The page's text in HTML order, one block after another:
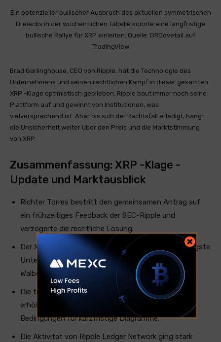
Ein potenzieller bullischer Ausbruch des aktuellen symmetrischen
Dreiecks in der wöchentlichen Tabelle könnte eine langfristige
bullische Rallye für XRP einleiten. Quelle: DRDovetail auf
TradingView
Brad Garlinghouse, CEO von Ripple, hat die Technologie des
Unternehmens und seinen rechtlichen Kampf in dieser gesamten
XRP -Klage optimistisch geblieben. Ripple baut immer noch seine
Plattform auf und gewinnt von Institutionen, was
vielversprechend ist. Aber bis sich der Rechtsfall erledigt, hängt
die Unsicherheit weiter über den Preis und die Marktstimmung
von XRP.
Zusammenfassung: XRP -Klage -
Update und Marktausblick
Richter Torres bestritt den gemeinsamen Antrag auf
ein frühzeitiges Feedback der SEC-Ripple und
verzögerte die rechtliche Lösung.
Der XRP -Preis sank um über 5%, testete die wichtigste
Unterstützung bei 2,08 USD in Bezug auf schwere
Walbewegungen und den Verkauf.
Die technischen Indikatoren signalisieren einen
erhöhten Bearisch-Impuls mit überverkauften
Bedingungen für kurzfristige Diagramme.
Die Aktivität von Ripple Ledger Network ging stark